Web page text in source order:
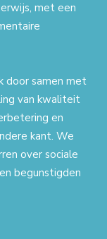
met een
door samen met
van kwaliteit
en
kant. We
over sociale
begunstigden